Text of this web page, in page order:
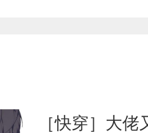
［快穿］大